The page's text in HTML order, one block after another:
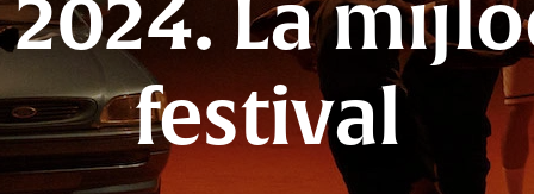
2024. La
festival